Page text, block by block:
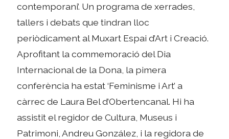
contemporani’. Un programa de xerrades,
tallers i debats que tindran lloc
periòdicament al Muxart Espai d’Art i Creació.
Aprofitant la commemoració del Dia
Internacional de la Dona, la pimera
conferència ha estat ‘Feminisme i Art’ a
càrrec de Laura Bel d’Obertencanal. Hi ha
assistit el regidor de Cultura, Museus i
Patrimoni, Andreu González, i la regidora de